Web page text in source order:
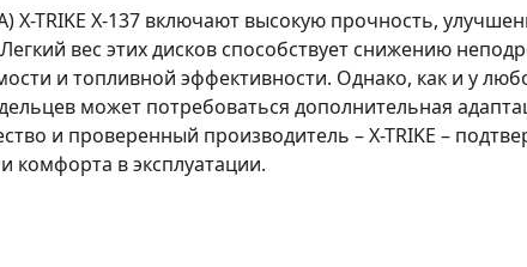
X-TRIKE X-137 включают высокую прочность,
вес этих дисков способствует снижению
и топливной эффективности. Однако, как и у
может потребоваться дополнительная
и проверенный производитель – X-TRIKE –
комфорта в эксплуатации.